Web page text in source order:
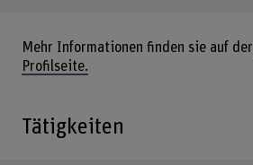
Mehr Informationen finden sie auf der
Profilseite.
Tätigkeiten